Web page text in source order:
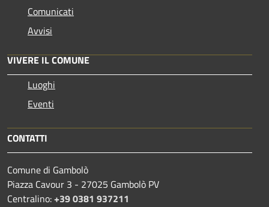
Comunicati
Avvisi
VIVERE IL COMUNE
Luoghi
Eventi
CONTATTI
Comune di Gambolò
Piazza Cavour 3 - 27025 Gambolò PV
Centralino:+39 0381 937211